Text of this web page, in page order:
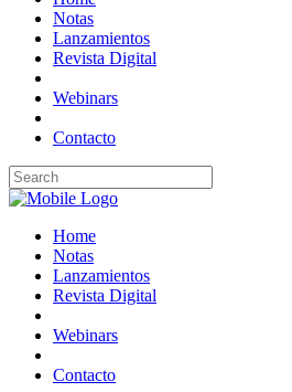
Notas
Lanzamientos
Revista Digital
Webinars
Contacto
Home
Notas
Lanzamientos
Revista Digital
Webinars
Contacto